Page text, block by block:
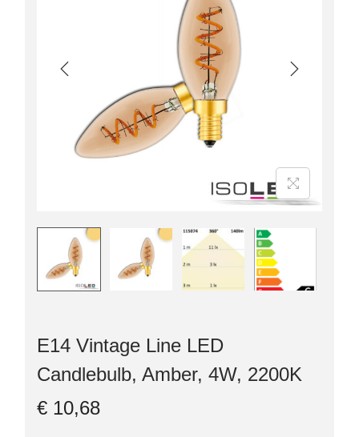
E14 Vintage Line LED
Candlebulb, Amber, 4W, 2200K
€ 10,68